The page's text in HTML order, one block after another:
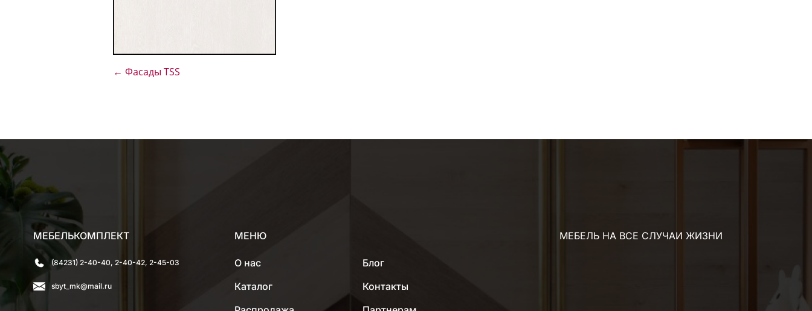
← Фасады TSS
МЕБЕЛЬКОМПЛЕКТ
(84231) 2-40-40, 2-40-42, 2-45-03
sbyt_mk@mail.ru
МЕНЮ
О нас
Каталог
Блог
Контакты
МЕБЕЛЬ НА ВСЕ СЛУЧАИ ЖИЗНИ